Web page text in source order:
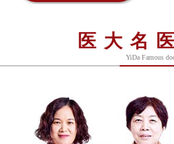
医大名
YiDa Famous